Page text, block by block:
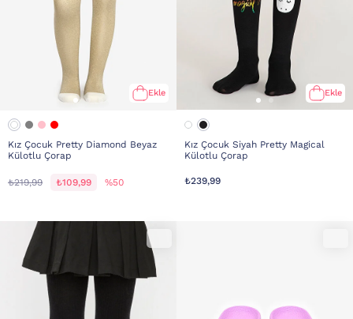
Ekle
Kız Çocuk Pretty Diamond Beyaz
Külotlu Çorap
₺219,99 ₺109,99 %50
Ekle
Kız Çocuk Siyah Pretty Magical
Külotlu Çorap
₺239,99